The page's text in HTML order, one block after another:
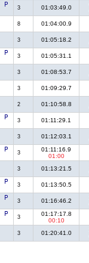
3 01:03:49.0
8 01:04:00.9
3 01:05:18.2
3 01:05:31.1
3 01:08:53.7
3 01:09:29.7
2 01:10:58.8
3 01:11:29.1
3 01:12:03.1
3
01:11:16.9
01:00
3 01:13:21.5
3 01:13:50.5
3 01:16:46.2
3
01:17:17.8
00:10
3 01:20:41.0